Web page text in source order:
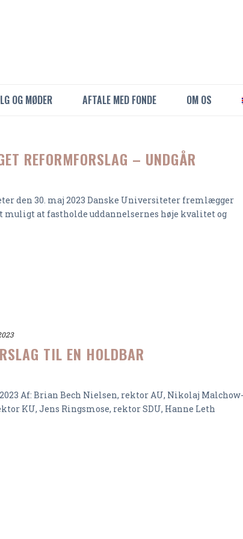
OG MØDER AFTALE MED FONDE OM OS
REFORMFORSLAG – UNDGÅR
den 30. maj 2023 Danske Universiteter fremlægger
at fastholde uddannelsernes høje kvalitet og
TIL EN HOLDBAR
Af: Brian Bech Nielsen, rektor AU, Nikolaj Malchow-
KU, Jens Ringsmose, rektor SDU, Hanne Leth